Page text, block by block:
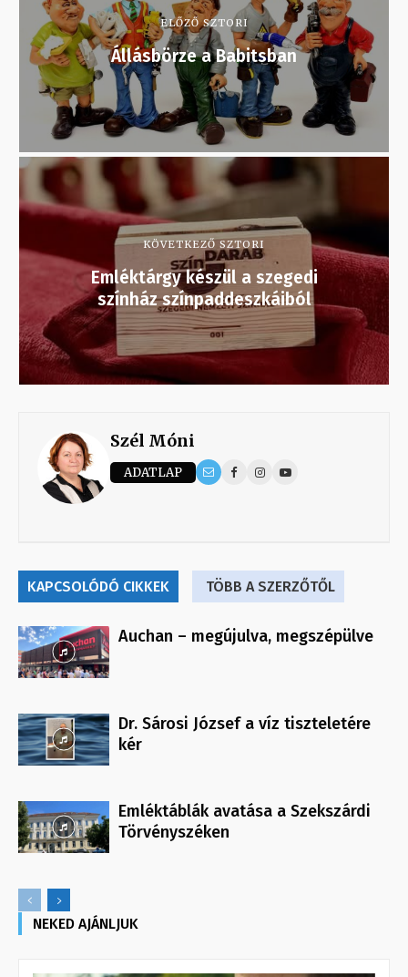
ELŐZŐ SZTORI
Állásbörze a Babitsban
KÖVETKEZŐ SZTORI
Emléktárgy készül a szegedi
színház színpaddeszkáiból
Szél Móni
ADATLAP
KAPCSOLÓDÓ CIKKEK TÖBB A SZERZŐTŐL
Auchan – megújulva, megszépülve
Dr. Sárosi József a víz tiszteletére
kér
Emléktáblák avatása a Szekszárdi
Törvényszéken
NEKED AJÁNLJUK